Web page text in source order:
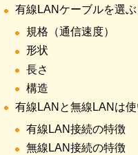
有線LANケーブルを選
規格（通信速度）
形状
長さ
構造
有線LANと無線LANは
有線LAN接続の特徴
無線LAN接続の特徴